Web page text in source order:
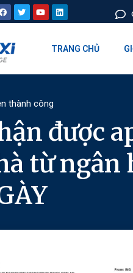
TRANG CHỦ
thành công
được
từ ngân